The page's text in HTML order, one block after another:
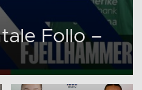
Follo –